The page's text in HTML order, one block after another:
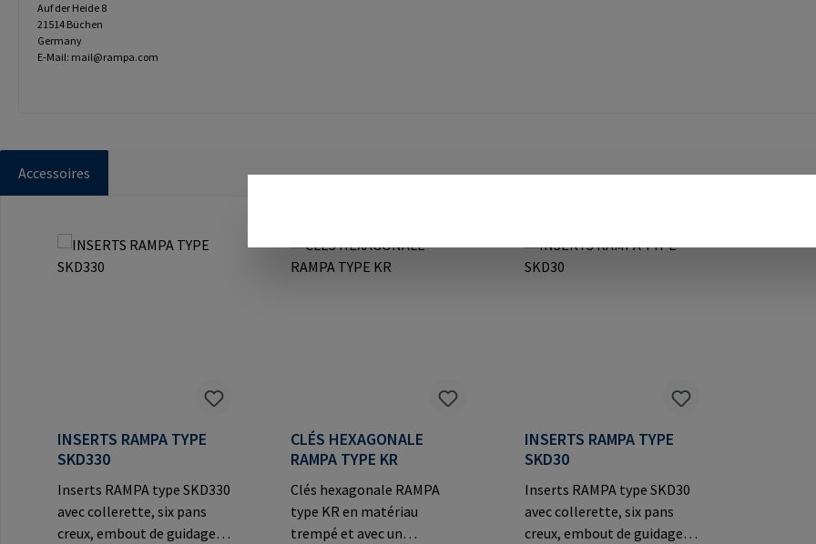
Auf der Heide 8
21514 Büchen
Germany
E-Mail: mail@rampa.com
Accessoires
INSERTS RAMPA TYPE
SKD330
Inserts RAMPA type SKD330
avec collerette, six pans
creux, embout de guidage et
CLÉS HEXAGONALE
RAMPA TYPE KR
Clés hexagonale RAMPA
type KR en matériau
trempé et avec un
INSERTS RAMPA TYPE
SKD30
Inserts RAMPA type SKD30
avec collerette, six pans
creux, embout de guidage et